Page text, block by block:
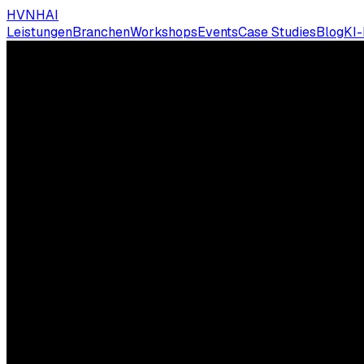
HVNHAI
LeistungenBranchenWorkshopsEventsCase StudiesBlog